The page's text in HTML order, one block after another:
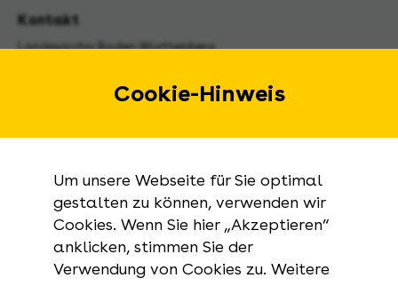
Cookie-Hinweis
Um unsere Webseite für Sie optimal
gestalten zu können, verwenden wir
Cookies. Wenn Sie hier „Akzeptieren“
anklicken, stimmen Sie der
Verwendung von Cookies zu. Weitere
Kontakt
Landesarchiv Baden-Württemberg
+49 711 212-4272
Anfragen zu Archivgut:
+49 711 335075-555
Telefax:
+49 711 212-4283